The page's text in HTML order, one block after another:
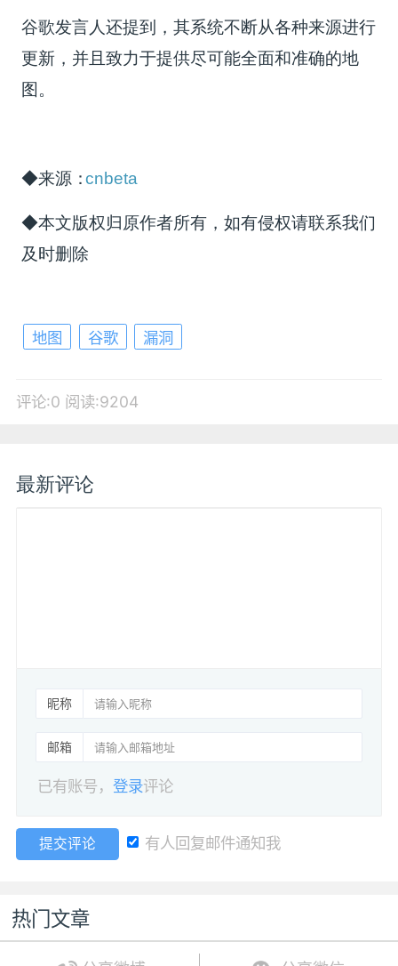
谷歌发言人还提到，其系统不断从各种来源进行
更新，并且致力于提供尽可能全面和准确的地
图。
◆来源：cnbeta
◆本文版权归原作者所有，如有侵权请联系我们
及时删除
地图 谷歌 漏洞
评论:0 阅读:9204
最新评论
昵称
邮箱
已有账号，登录评论
提交评论 有人回复邮件通知我
热门文章